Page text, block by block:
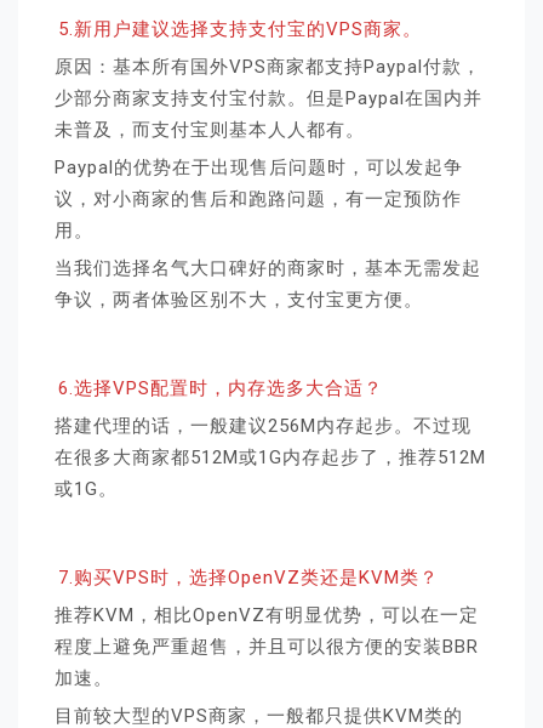
5.新用户建议选择支持支付宝的VPS商家。
原因：基本所有国外VPS商家都支持Paypal付款，
少部分商家支持支付宝付款。但是Paypal在国内并
未普及，而支付宝则基本人人都有。
Paypal的优势在于出现售后问题时，可以发起争
议，对小商家的售后和跑路问题，有一定预防作
用。
当我们选择名气大口碑好的商家时，基本无需发起
争议，两者体验区别不大，支付宝更方便。
6.选择VPS配置时，内存选多大合适？
搭建代理的话，一般建议256M内存起步。不过现
在很多大商家都512M或1G内存起步了，推荐512M
或1G。
7.购买VPS时，选择OpenVZ类还是KVM类？
推荐KVM，相比OpenVZ有明显优势，可以在一定
程度上避免严重超售，并且可以很方便的安装BBR
加速。
目前较大型的VPS商家，一般都只提供KVM类的